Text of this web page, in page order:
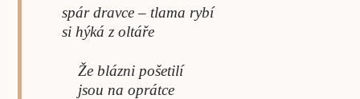
spár dravce – tlama rybí
si hýká z oltáře
Že blázni pošetilí
jsou na oprátce